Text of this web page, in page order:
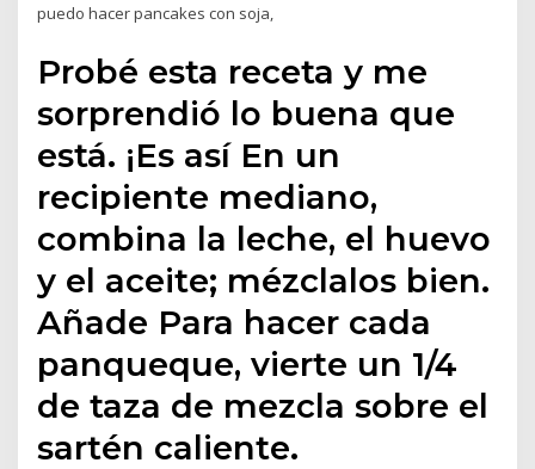
puedo hacer pancakes con soja,
Probé esta receta y me
sorprendió lo buena que
está. ¡Es así En un
recipiente mediano,
combina la leche, el huevo
y el aceite; mézclalos bien.
Añade Para hacer cada
panqueque, vierte un 1/4
de taza de mezcla sobre el
sartén caliente.